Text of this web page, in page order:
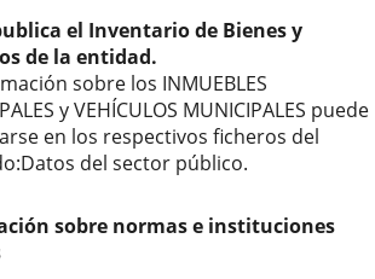
el Inventario de Bienes y
de la entidad.
sobre los INMUEBLES
y VEHÍCULOS MUNICIPALES puede
en los respectivos ficheros del
del sector público.
sobre normas e instituciones